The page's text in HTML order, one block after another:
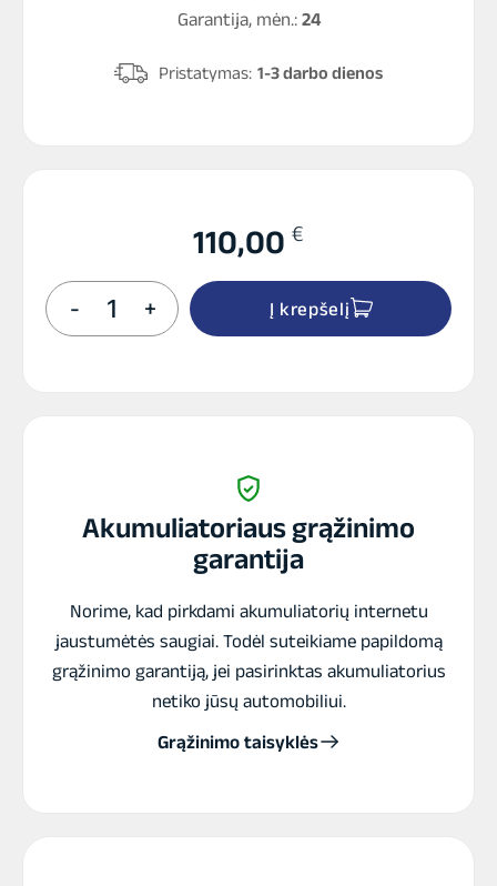
Garantija, mėn.: 24
Pristatymas: 1-3 darbo dienos
110,00 €
-
produkto
kiekis:
AKUM.AUTOPART
+ Į krepšelį
Akumuliatoriaus grąžinimo
garantija
Norime, kad pirkdami akumuliatorių internetu
jaustumėtės saugiai. Todėl suteikiame papildomą
grąžinimo garantiją, jei pasirinktas akumuliatorius
netiko jūsų automobiliui.
Grąžinimo taisyklės